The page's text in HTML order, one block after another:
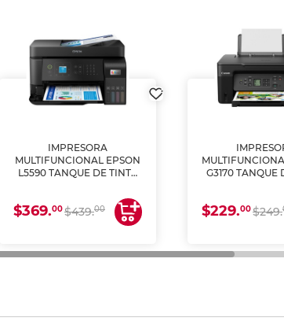
IMPRESORA
MULTIFUNCIONAL EPSON
L5590 TANQUE DE TINTA
$369.00$439.00
G3170 TANQUE
$229.00$249.